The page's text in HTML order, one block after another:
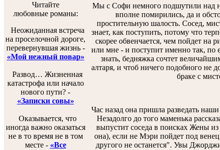
Читайте
любовные романы:
Неожиданная встреча
на проселочной дороге,
перевернувшая жизнь -
«Мой нежный повар»
Развод… Жизненная
катастрофа или начало
нового пути? -
«Записки совы»
Оказывается, что
иногда важно оказаться
не в то время не в том
месте - «Все
Мы с Софи немного подшутили над
вполне помирились, да и
простительную шалость. Сосед,
знает, как поступить, потому что
скорее обвенчается, чем пойдет на
или мне - и поступит именно так, по
знать, бедняжка сочтет
алтаря, и чтоб ничего подобного не
браке с
Час назад она пришла разведать
Незадолго до того маменька
выпустит соседа в поисках Жены
она), если не Мэри пойдет под
другого не останется". Увы